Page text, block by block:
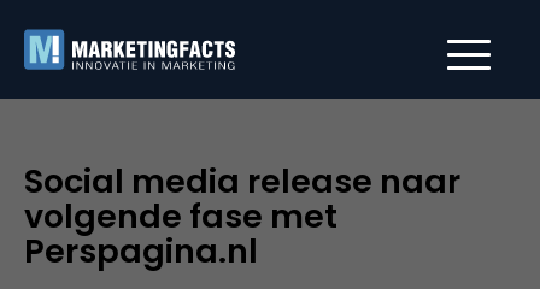
Social media release naar
volgende fase met
Perspagina.nl